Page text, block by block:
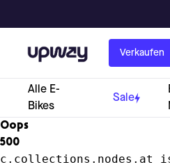
Upway Verkaufen
Alle E-
Bikes
Sale
Oops
500
c.collections.nodes.at